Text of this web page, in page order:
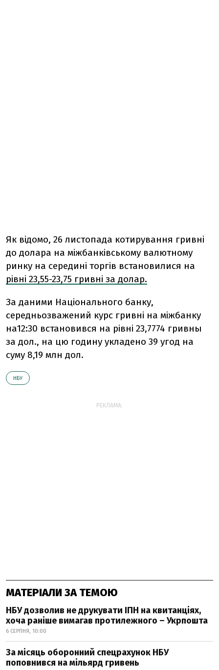
Як відомо, 26 листопада котирування гривні
до долара на міжбанківському валютному
ринку на середині торгів встановилися на
рівні 23,55-23,75 гривні за долар.
За даними Національного банку,
середньозважений курс гривні на міжбанку
на12:30 встановився на рівні 23,7774 гривны
за дол., на цю годину укладено 39 угод на
суму 8,19 млн дол.
НБУ
РЕКЛАМА:
МАТЕРІАЛИ ЗА ТЕМОЮ
НБУ дозволив не друкувати ІПН на квитанціях,
хоча раніше вимагав протилежного – Укрпошта
6 СЕРПНЯ, 10:00
За місяць оборонний спецрахунок НБУ
поповнився на мільярд гривень